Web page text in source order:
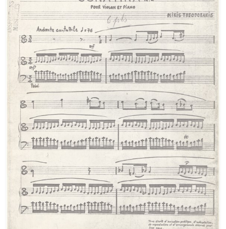
[Φάκελος] GR-As-MTH-003-Sc-003-019-
[Φάκελος] GR-As-MTH-003-Sc-004-020-Σκίτσα
[Φάκελος] GR-As-MTH-003-Sc-004-021-
[Φάκελος] GR-As-MTH-003-Sc-004-022-
[Φάκελος] GR-As-MTH-003-Sc-004-023-
[Φάκελος] GR-As-MTH-003-Sc-004-024-Ύμνος
[Φάκελος] GR-As-MTH-003-Sc-004-025-Το
[Φάκελος] GR-As-MTH-003-Sc-004-026-
[Φάκελος] GR-As-MTH-003-Sc-004-027-Μικρή
[Φάκελος] GR-As-MTH-003-Sc-004-028-
[Φάκελος] GR-As-MTH-003-Sc-004-029-
[Φάκελος] GR-As-MTH-003-Sc-004-030-Πέντε
[Φάκελος] GR-As-MTH-003-Sc-004-031-Έργο
[Φάκελος] GR-As-MTH-003-Sc-005-032-
[Φάκελος] GR-As-MTH-003-Sc-005-033-
[Φάκελος] GR-As-MTH-003-Sc-005-034-
[Φάκελος] GR-As-MTH-003-Sc-005-035-
[Φάκελος] GR-As-MTH-003-Sc-005-036-